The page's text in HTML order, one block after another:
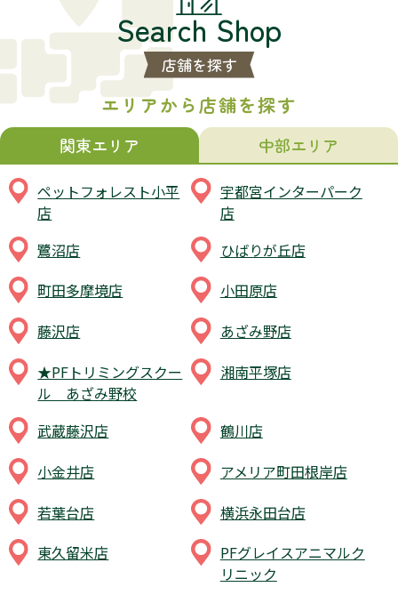
Search Shop
店舗を探す
エリアから店舗を探す
関東エリア 中部エリア
ペットフォレスト小平
店
宇都宮インターパーク
店
鷺沼店
ひばりが丘店
町田多摩境店
小田原店
藤沢店
あざみ野店
★PFトリミングスクー
ル あざみ野校
湘南平塚店
武蔵藤沢店
鶴川店
小金井店
アメリア町田根岸店
若葉台店
横浜永田台店
東久留米店
PFグレイスアニマルク
リニック